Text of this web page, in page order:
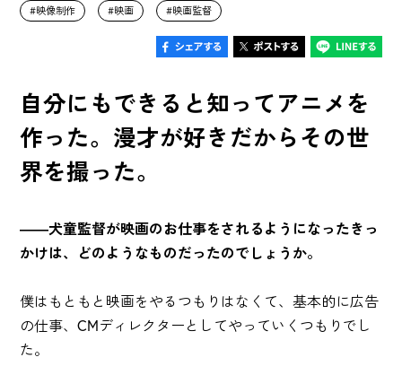
映像制作 映画 映画監督
自分にもできると知ってアニメを
作った。漫才が好きだからその世
界を撮った。
――犬童監督が映画のお仕事をされるようになったきっ
かけは、どのようなものだったのでしょうか。
僕はもともと映画をやるつもりはなくて、基本的に広告
の仕事、CMディレクターとしてやっていくつもりでし
た。